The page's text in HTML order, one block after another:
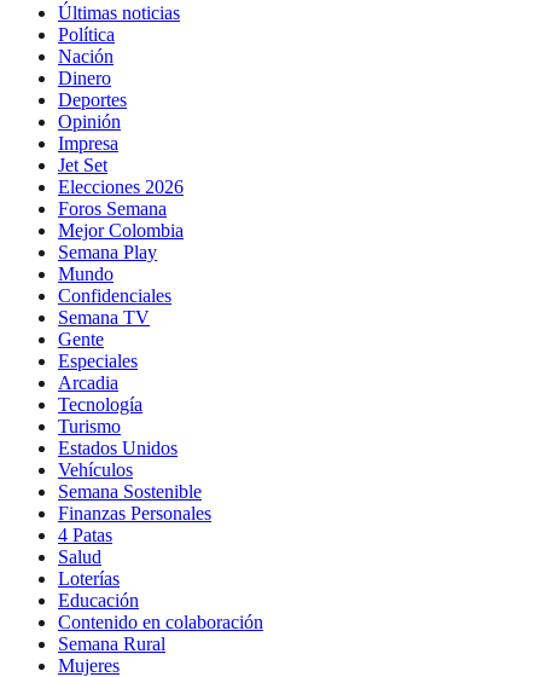
Últimas noticias
Política
Nación
Dinero
Deportes
Opinión
Impresa
Jet Set
Elecciones 2026
Foros Semana
Mejor Colombia
Semana Play
Mundo
Confidenciales
Semana TV
Gente
Especiales
Arcadia
Tecnología
Turismo
Estados Unidos
Vehículos
Semana Sostenible
Finanzas Personales
4 Patas
Salud
Loterías
Educación
Contenido en colaboración
Semana Rural
Mujeres